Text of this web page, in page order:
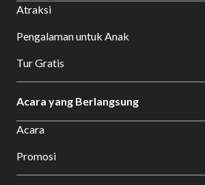
Atraksi
Pengalaman untuk Anak
Tur Gratis
Acara yang Berlangsung
Acara
Promosi